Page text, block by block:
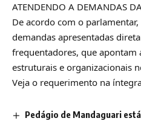
ATENDENDO A DEMANDAS
De acordo com o
demandas apresentadas
frequentadores, que apontam
estruturais e organizacionais
Veja o requerimento na
Pedágio de Mandaguari